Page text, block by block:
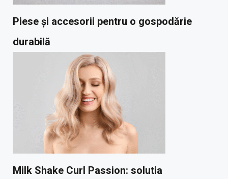
Piese și accesorii pentru o gospodărie
durabilă
Milk Shake Curl Passion: solutia